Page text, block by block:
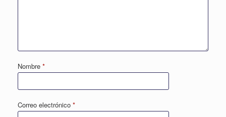
Nombre *
Correo electrónico *